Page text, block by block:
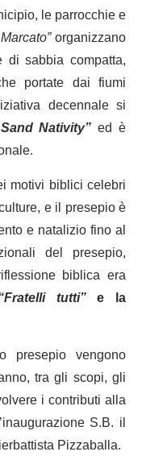
le parrocchie e
organizzano
sabbia compatta,
portate dai fiumi
decennale si
Nativity” ed è
motivi biblici celebri
e il presepio è
e natalizio fino al
del presepio,
biblica era
tutti”e la
vengono
tra gli scopi, gli
i contributi alla
S.B. il
Pizzaballa.